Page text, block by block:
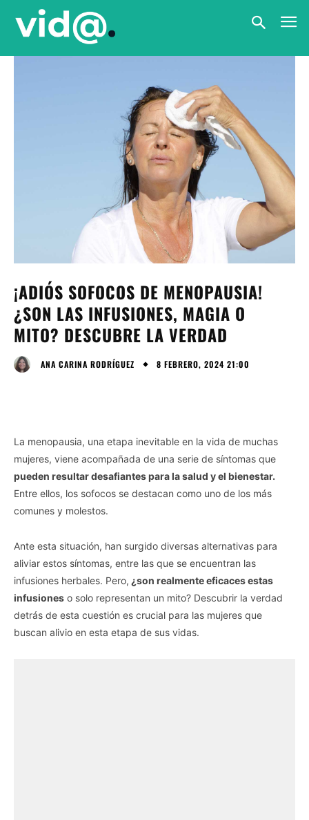
¡ADIÓS SOFOCOS DE MENOPAUSIA!
¿SON LAS INFUSIONES, MAGIA O
MITO? DESCUBRE LA VERDAD
ANA CARINA RODRÍGUEZ 8 FEBRERO, 2024 21:00
La menopausia, una etapa inevitable en la vida de muchas
mujeres, viene acompañada de una serie de síntomas que
pueden resultar desafiantes para la salud y el bienestar.
Entre ellos, los sofocos se destacan como uno de los más
comunes y molestos.
Ante esta situación, han surgido diversas alternativas para
aliviar estos síntomas, entre las que se encuentran las
infusiones herbales. Pero, ¿son realmente eficaces estas
infusiones o solo representan un mito? Descubrir la verdad
detrás de esta cuestión es crucial para las mujeres que
buscan alivio en esta etapa de sus vidas.